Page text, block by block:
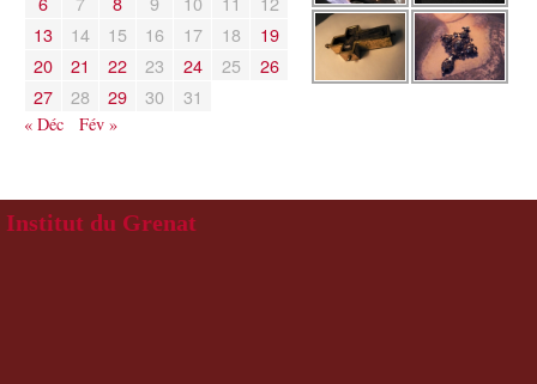
13
14 15 16 17 18
19
20
21 22 23 24 25
26
27
28 29 30 31
« Déc Fév »
Institut du Grenat